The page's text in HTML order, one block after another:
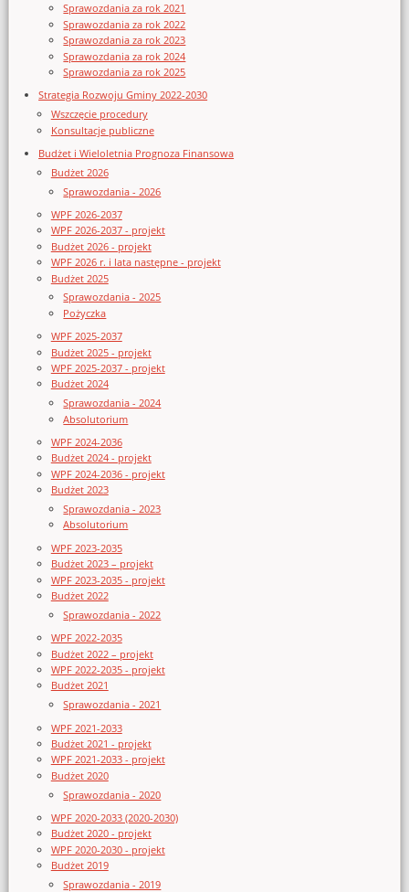
Sprawozdania za rok 2021
Sprawozdania za rok 2022
Sprawozdania za rok 2023
Sprawozdania za rok 2024
Sprawozdania za rok 2025
Strategia Rozwoju Gminy 2022-2030
Wszczęcie procedury
Konsultacje publiczne
Budżet i Wieloletnia Prognoza Finansowa
Budżet 2026
Sprawozdania - 2026
WPF 2026-2037
WPF 2026-2037 - projekt
Budżet 2026 - projekt
WPF 2026 r. i lata następne - projekt
Budżet 2025
Sprawozdania - 2025
Pożyczka
WPF 2025-2037
Budżet 2025 - projekt
WPF 2025-2037 - projekt
Budżet 2024
Sprawozdania - 2024
Absolutorium
WPF 2024-2036
Budżet 2024 - projekt
WPF 2024-2036 - projekt
Budżet 2023
Sprawozdania - 2023
Absolutorium
WPF 2023-2035
Budżet 2023 – projekt
WPF 2023-2035 - projekt
Budżet 2022
Sprawozdania - 2022
WPF 2022-2035
Budżet 2022 – projekt
WPF 2022-2035 - projekt
Budżet 2021
Sprawozdania - 2021
WPF 2021-2033
Budżet 2021 - projekt
WPF 2021-2033 - projekt
Budżet 2020
Sprawozdania - 2020
WPF 2020-2033 (2020-2030)
Budżet 2020 - projekt
WPF 2020-2030 - projekt
Budżet 2019
Sprawozdania - 2019